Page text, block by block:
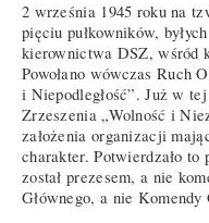
2 września 1945 roku na
pięciu pułkowników,
kierownictwa DSZ, wśród
Powołano wówczas Ruch
i Niepodległość”. Już w
Zrzeszenia „Wolność i
założenia organizacji
charakter. Potwierdzało
został prezesem, a nie
Głównego, a nie Komendy